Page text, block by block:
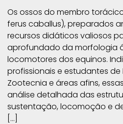
Os ossos do membro
ferus caballus), preparados
recursos didáticos valiosos
aprofundado da morfologia
locomotores dos equinos.
profissionais e estudantes de
Zootecnia e áreas afins,
análise detalhada das
sustentação, locomoção e
[…]